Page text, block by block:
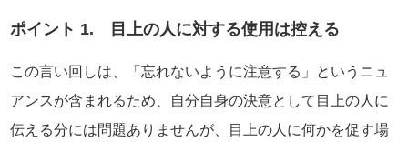
ポイント 1. 目上の人に対する使用は控える
この言い回しは、「忘れないように注意する」というニュ
アンスが含まれるため、自分自身の決意として目上の人に
伝える分には問題ありませんが、目上の人に何かを促す場